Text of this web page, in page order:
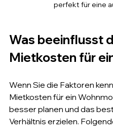
perfekt für eine
Was beeinflusst
Mietkosten für
Wenn Sie die Faktoren
Mietkosten für ein
besser planen und das
Verhältnis erzielen.